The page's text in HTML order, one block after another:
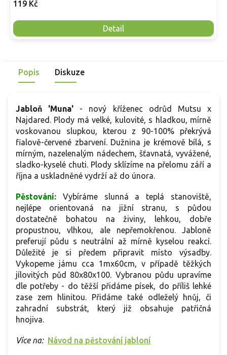
119 Kč
Detail
Popis Diskuze
Jabloň 'Muna' -
nový kříženec odrůd Mutsu x
Najdared. Plody má velké, kulovité, s hladkou, mírně
voskovanou slupkou, kterou z 90-100% překrývá
fialově-červené zbarvení. Dužnina je krémově bílá, s
mírným, nazelenalým nádechem, šťavnatá, vyvážené,
sladko-kyselé chuti. Plody sklízíme na přelomu září a
října a uskladněné vydrží až do února.
Pěstování: Vybíráme slunná a teplá stanoviště,
nejlépe orientovaná na jižní stranu, s půdou
dostatečně bohatou na živiny, lehkou, dobře
propustnou, vlhkou, ale nepřemokřenou. Jabloně
preferují půdu s neutrální až mírně kyselou reakcí.
Důležité je si předem připravit místo výsadby.
Vykopeme jámu cca 1mx60cm, v případě těžkých
jílovitých půd 80x80x100. Vybranou půdu upravíme
dle potřeby - do těžší přidáme písek, do příliš lehké
zase zem hlinitou. Přidáme také odleželý hnůj, či
zahradní substrát, který již obsahuje patřičná
hnojiva.
Více na: Návod na pěstování jabloní